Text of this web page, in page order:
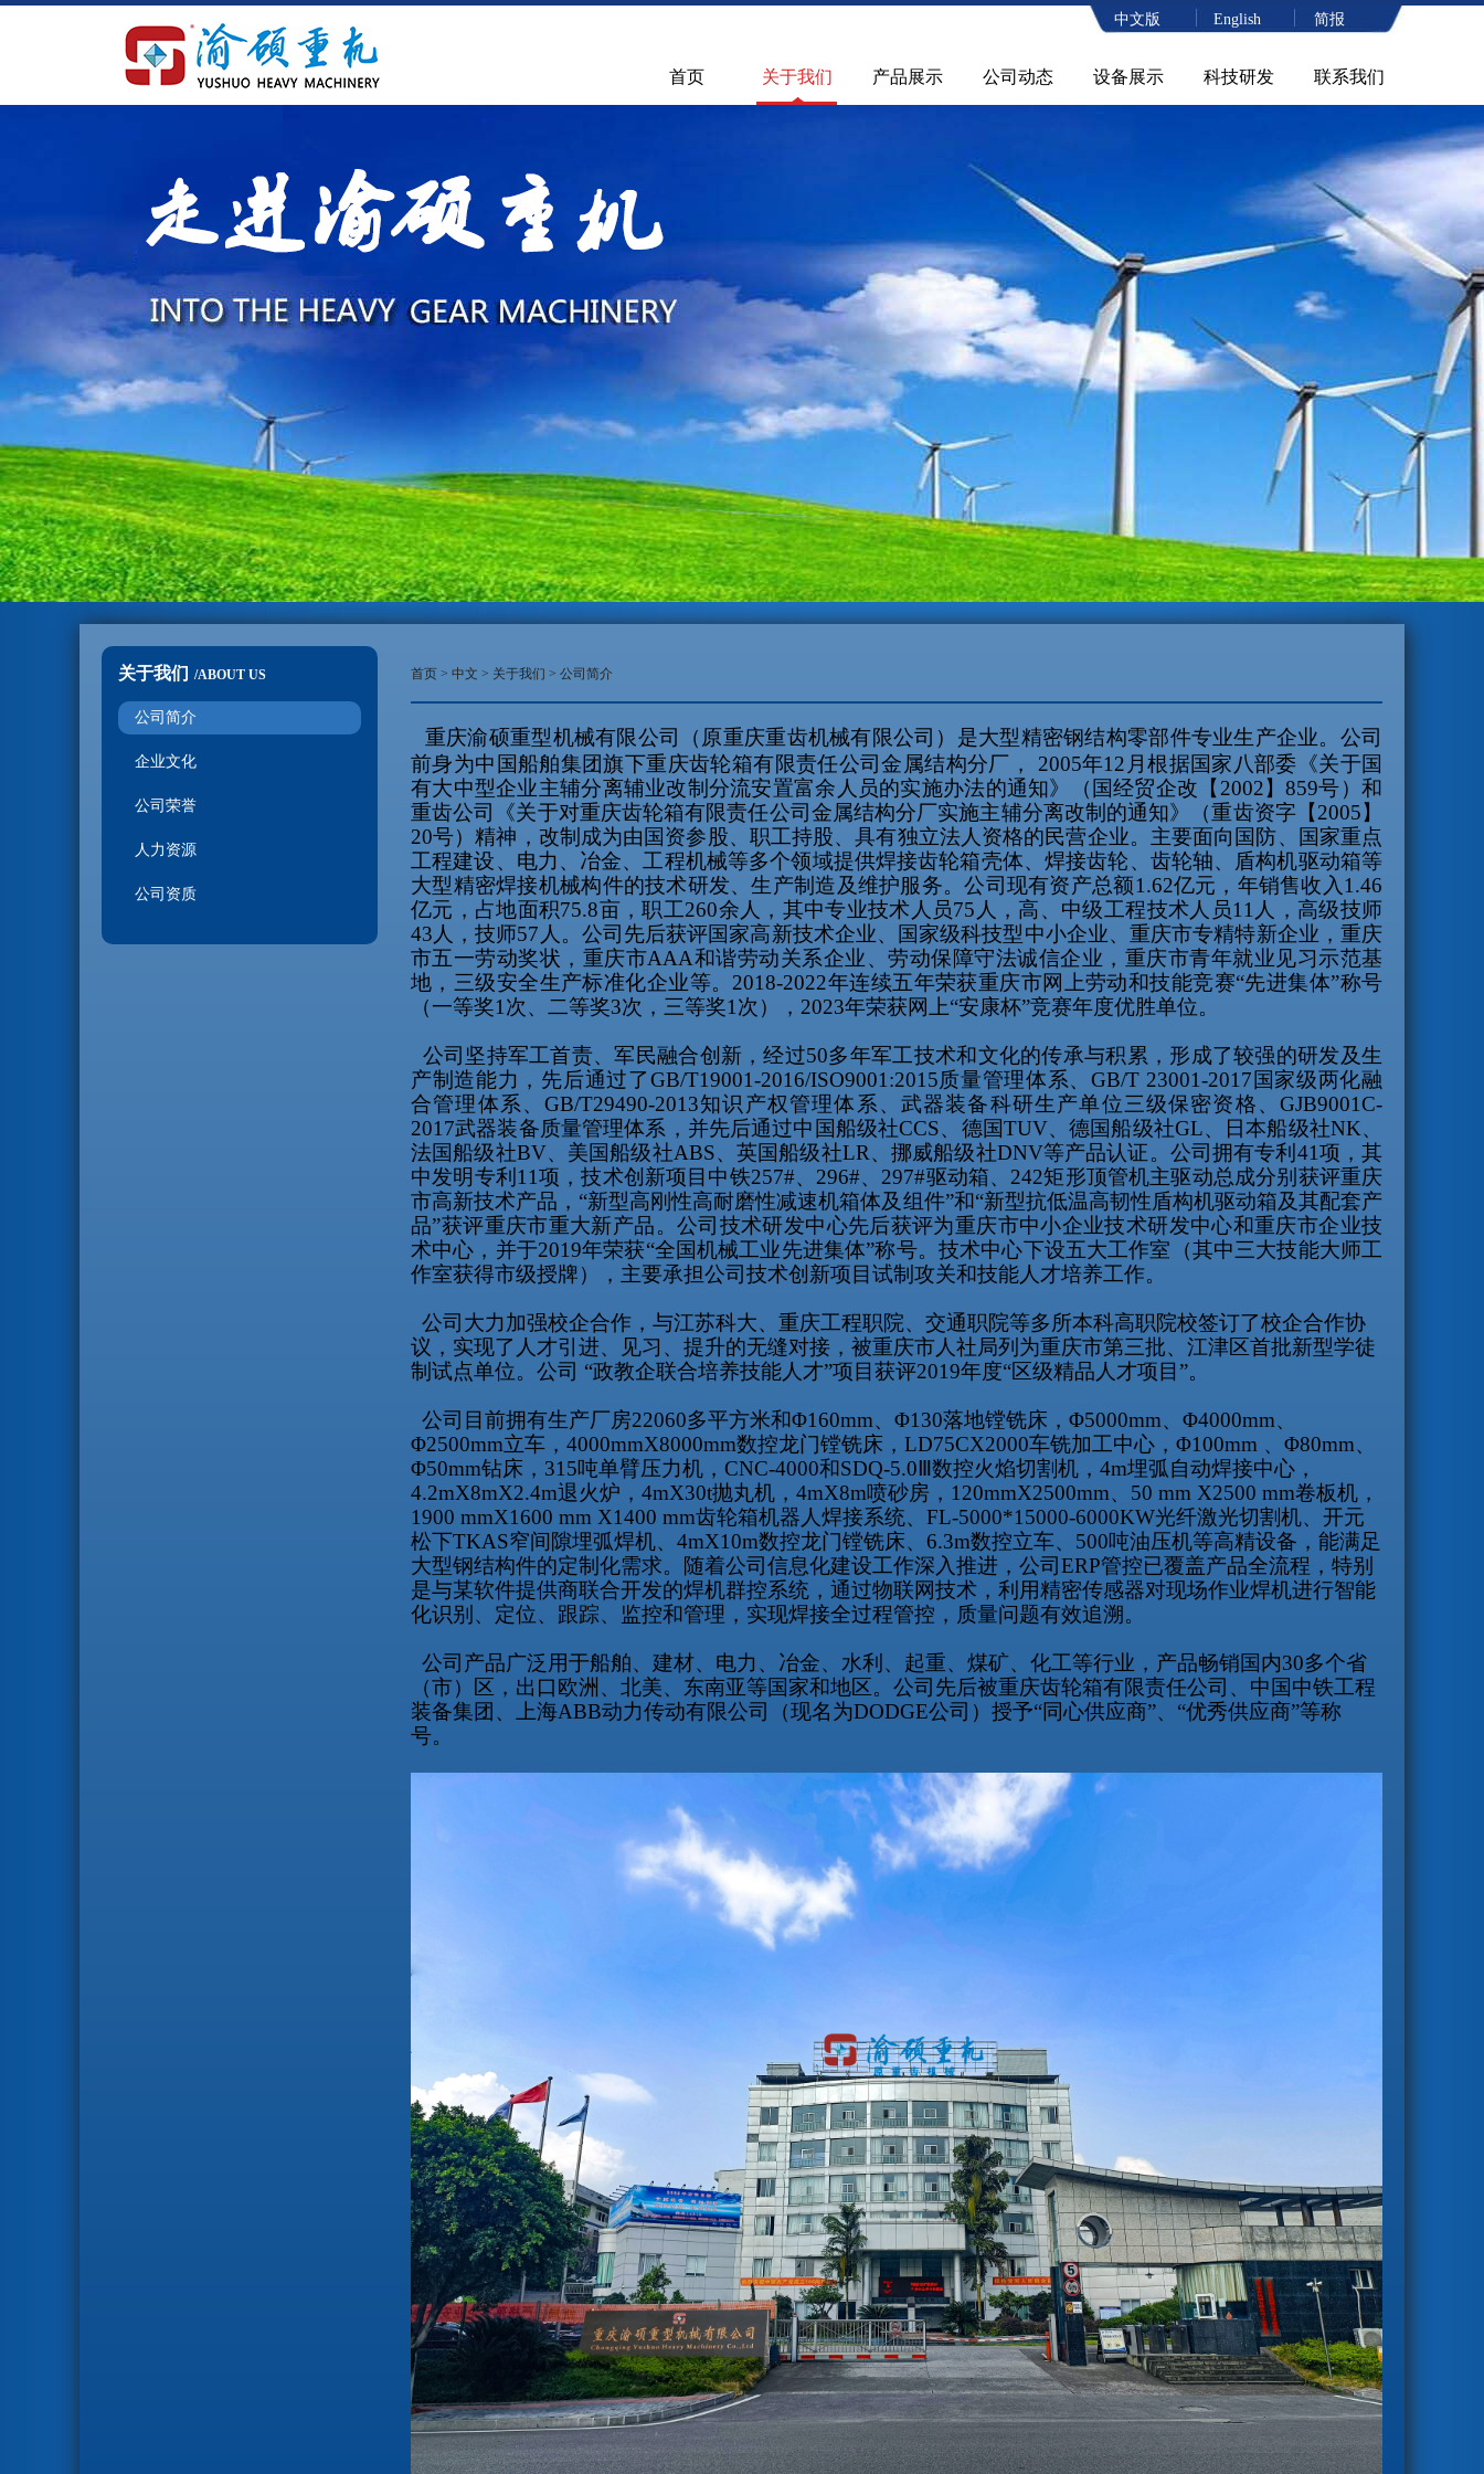
中文版 English 简报
首页 关于我们 产品展示 公司动态 设备展示 科技研发 联系我们
关于我们 /ABOUT US
公司简介
企业文化
公司荣誉
人力资源
公司资质
首页 > 中文 > 关于我们 > 公司简介
重庆渝硕重型机械有限公司（原重庆重齿机械有限公司）是大型精密钢结构零部件专业生产企业。公司
前身为中国船舶集团旗下重庆齿轮箱有限责任公司金属结构分厂， 2005年12 月根据国家八部委《关于国
有大中型企业主辅分离辅业改制分流安置富余人员的实施办法的通知》（国经贸企改【 2002】859号）和
重齿公司《关于对重庆齿轮箱有限责任公司金属结构分厂实施主辅分离改制的通知》（重齿资字【2005】
20号）精神，改制成为由国资参股、职工持股、具有独立法人资格的民营企业。主要面向国防、国家重点
工程建设、电力、冶金、工程机械等多个领域提供焊接齿轮箱壳体、焊接齿轮、齿轮轴、盾构机驱动箱等
大型精密焊接机械构件的技术研发、生产制造及维护服务。公司现有资产总额1.62亿元，年销售收入 1.46
亿元，占地面积75.8亩，职工260余人，其中专业技术人员75 人，高、中级工程技术人员11 人，高级技师
43 人，技师57 人。公司先后获评国家高新技术企业、国家级科技型中小企业、重庆市专精特新企业，重庆
市五一劳动奖状，重庆市AAA和谐劳动关系企业、劳动保障守法诚信企业，重庆市青年就业见习示范基
地，三级安全生产标准化企业等。 2018-2022年连续五年荣获重庆市网上劳动和技能竞赛“先进集体”称号
（一等奖1 次、二等奖3次，三等奖1 次）， 2023年荣获网上“安康杯”竞赛年度优胜单位。
公司坚持军工首责、军民融合创新，经过50多年军工技术和文化的传承与积累，形成了较强的研发及生
产制造能力，先后通过了GB/T19001-2016/ISO9001:2015质量管理体系、GB/T 23001-2017 国家级两化融
合管理体系、GB/T29490-2013知识产权管理体系、武器装备科研生产单位三级保密资格、GJB9001C-
2017武器装备质量管理体系，并先后通过中国船级社CCS、德国TUV、德国船级社GL、日本船级社NK、
法国船级社BV、美国船级社ABS、英国船级社LR、挪威船级社DNV等产品认证。公司拥有专利 41项，其
中发明专利 11项，技术创新项目中铁257#、 296#、 297#驱动箱、 242矩形顶管机主驱动总成分别获评重庆
市高新技术产品，“新型高刚性高耐磨性减速机箱体及组件”和“新型抗低温高韧性盾构机驱动箱及其配套产
品”获评重庆市重大新产品。公司技术研发中心先后获评为重庆市中小企业技术研发中心和重庆市企业技
术中心，并于2019年荣获“全国机械工业先进集体”称号。技术中心下设五大工作室（其中三大技能大师工
作室获得市级授牌），主要承担公司技术创新项目试制攻关和技能人才培养工作。
公司大力加强校企合作，与江苏科大、重庆工程职院、交通职院等多所本科高职院校签订了校企合作协
议，实现了人才引进、见习、提升的无缝对接，被重庆市人社局列为重庆市第三批、江津区首批新型学徒
制试点单位。公司 “政教企联合培养技能人才”项目获评2019年度“区级精品人才项目”。
公司目前拥有生产厂房22060多平方米和Φ160mm、Φ130落地镗铣床，Φ5000mm、Φ4000mm、
Φ2500mm立车， 4000mmX8000mm数控龙门镗铣床， LD75CX2000车铣加工中心，Φ100mm 、Φ80mm、
Φ50mm钻床， 315吨单臂压力机， CNC-4000和SDQ-5.0 Ⅲ数控火焰切割机， 4m埋弧自动焊接中心，
4.2mX8mX2.4m退火炉， 4mX30t抛丸机， 4mX8m喷砂房， 120mmX2500mm、 50 mm X2500 mm卷板机，
1900 mmX1600 mm X1400 mm齿轮箱机器人焊接系统、 FL-5000*15000-6000KW光纤激光切割机、开元
松下TKAS窄间隙埋弧焊机、 4mX10m数控龙门镗铣床、 6.3m数控立车、 500吨油压机等高精设备，能满足
大型钢结构件的定制化需求。随着公司信息化建设工作深入推进，公司 ERP管控已覆盖产品全流程，特别
是与某软件提供商联合开发的焊机群控系统，通过物联网技术，利用精密传感器对现场作业焊机进行智能
化识别、定位、跟踪、监控和管理，实现焊接全过程管控，质量问题有效追溯。
公司产品广泛用于船舶、建材、电力、冶金、水利、起重、煤矿、化工等行业，产品畅销国内30多个省
（市）区，出口欧洲、北美、东南亚等国家和地区。公司先后被重庆齿轮箱有限责任公司、中国中铁工程
装备集团、上海ABB动力传动有限公司（现名为DODGE公司）授予“同心供应商”、“优秀供应商”等称
号。